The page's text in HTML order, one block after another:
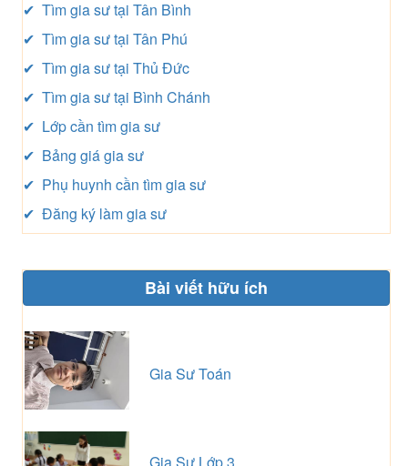
✔ Tìm gia sư tại Tân Bình
✔ Tìm gia sư tại Tân Phú
✔ Tìm gia sư tại Thủ Đức
✔ Tìm gia sư tại Bình Chánh
✔ Lớp cần tìm gia sư
✔ Bảng giá gia sư
✔ Phụ huynh cần tìm gia sư
✔ Đăng ký làm gia sư
Bài viết hữu ích
Gia Sư Toán